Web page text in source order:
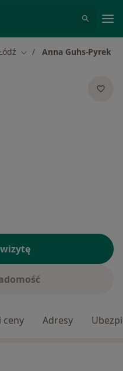
Zmień miasto
Anna Guhs-Pyrek
ceny Adresy